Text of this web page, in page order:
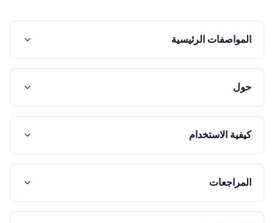
المواصفات الرئيسية
حول
كيفية الاستخدام
المراجعات